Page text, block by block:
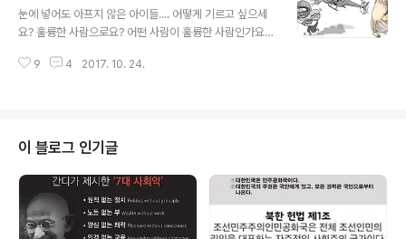
마찬가지다. 그런데 어떤 사람이 훌륭한 사람인가를 물어
보면 답이 다르다. 대부분의 학부모들은 위의 질문처럼 ‘일
좋은 직장에서 경제적인 여유를 가지고 살아가는 사람’을
눈에 넣어도 아프지 않은 아이들.... 어떻게 기르고 싶으세
요? 훌륭한 사람으로요? 어떤 사람이 훌륭한 사람인가요?
공으로 만들고 싶다고요? 아이는 부모의 뜻대로 커주는 것
는 사람들이 많습니다. 아이들을 사랑한다면... 당신은 아이
들을 어떻게 키우시겠습니까? 그냥 잘 먹이고 잘 입히고 아
이들이 건강하게 자라도록 지켜주고 아이들이 원하는 것이
라면 무슨 일이 있어도 다 해주고, 다 들어주고, 남보다 더
좋은 학원, 더 좋은 학교에 보내 그들이 행복하게 살도록 내
모든 것을 다 해주는..
9 4 2017. 10. 24.
이 블로그 인기글